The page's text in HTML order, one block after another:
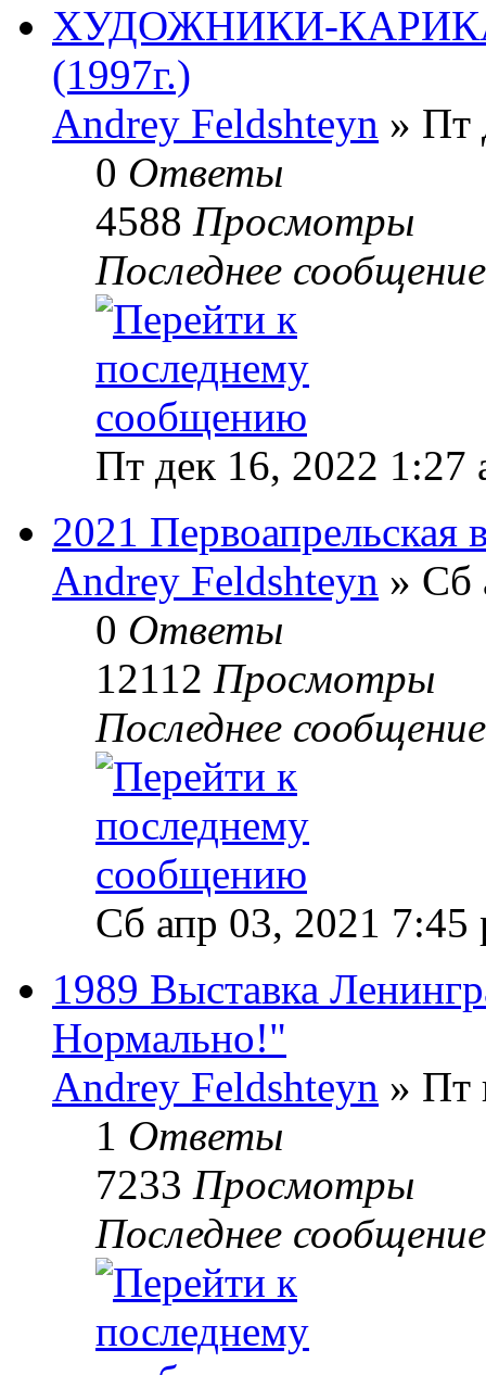
ХУДОЖНИКИ-
(1997г.)
Andrey Feldshteyn » Пт
0 Ответы
4588 Просмотры
Последнее
Пт дек 16, 2022 1:27
2021 Первоапрельская
Andrey Feldshteyn » Сб
0 Ответы
12112 Просмотры
Последнее
Сб апр 03, 2021 7:45
1989 Выставка
Нормально!"
Andrey Feldshteyn » Пт
1 Ответы
7233 Просмотры
Последнее